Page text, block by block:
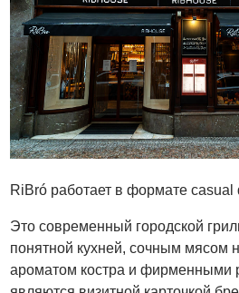
RiBró работает в формате casual
Это современный городской
понятной кухней, сочным мясом
ароматом костра и фирменными